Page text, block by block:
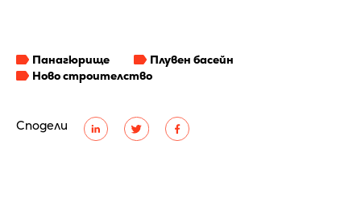
Сподели
Панагюрище
Плувен басейн
Ново строителство